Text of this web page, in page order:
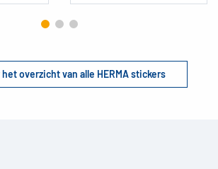
overzicht van alle HERMA stickers